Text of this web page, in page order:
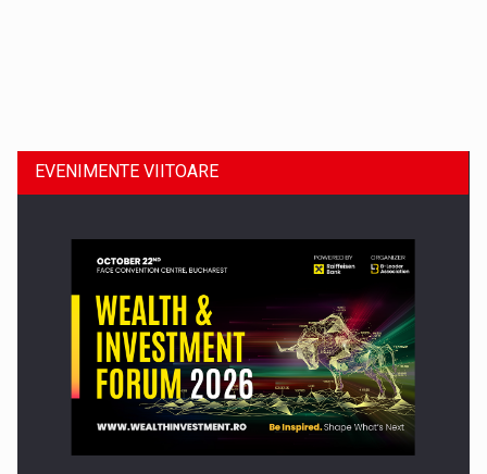
Comunicat de presa: Joburile part-time reincep sa intre pe…
EVENIMENTE VIITOARE